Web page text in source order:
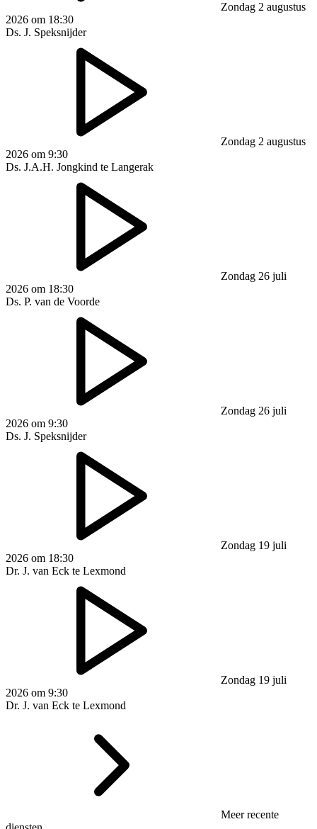
Zondag 2 augustus
2026 om 18:30
Ds. J. Speksnijder
Zondag 2 augustus
2026 om 9:30
Ds. J.A.H. Jongkind te Langerak
Zondag 26 juli
2026 om 18:30
Ds. P. van de Voorde
Zondag 26 juli
2026 om 9:30
Ds. J. Speksnijder
Zondag 19 juli
2026 om 18:30
Dr. J. van Eck te Lexmond
Zondag 19 juli
2026 om 9:30
Dr. J. van Eck te Lexmond
Meer recente